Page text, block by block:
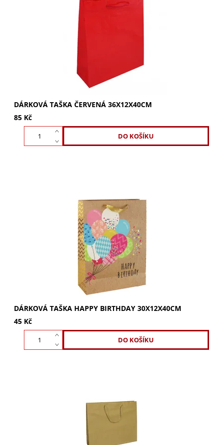
Luxusní červená dárková taška 36x12x40 cm s bavlněným
uchem. Lesklé provedení, ideální pro objemné a těžké
dárky. Kupte nyní pro dokonalé balení!
DÁRKOVÁ TAŠKA ČERVENÁ 36X12X40CM
85 Kč
Dárková taška Happy Birthday 30x12x40cm. Luxusní
papírová taška pro vaše oslavy. Stylové provedení,
dostatek prostoru pro všechny dárky. Objednejte...
DÁRKOVÁ TAŠKA HAPPY BIRTHDAY 30X12X40CM
45 Kč
praktická a ekologická. Kupte si ji...